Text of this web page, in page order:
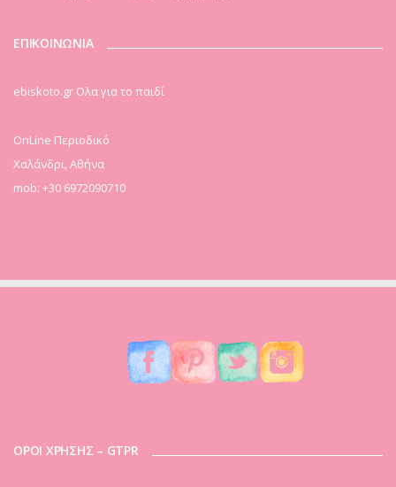
ΕΠΙΚΟΙΝΩΝΙΑ
ebiskoto.gr Ολα για το παιδί
OnLine Περιοδικό
Χαλάνδρι, Αθήνα
mob: +30 6972090710
ΟΡΟΙ ΧΡΗΣΗΣ – GTPR